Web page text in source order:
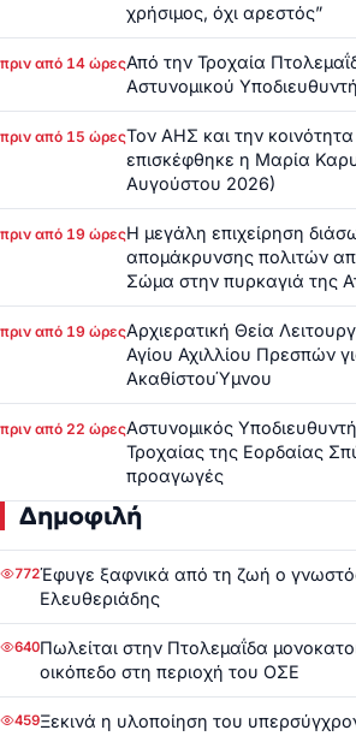
χρήσιμος, όχι αρεστός”
πριν από 14 ώρεςΑπό την Τροχαία
Αστυνομικού
πριν από 15 ώρεςΤον ΑΗΣ και την
επισκέφθηκε η Μαρία
Αυγούστου 2026)
πριν από 19 ώρεςΗ μεγάλη επιχείρηση
απομάκρυνσης πολιτών
Σώμα στην πυρκαγιά της
πριν από 19 ώρεςΑρχιερατική Θεία
Αγίου Αχιλλίου Πρεσπών
ΑκαθίστουΎμνου
πριν από 22 ώρεςΑστυνομικός
Τροχαίας της Εορδαίας
προαγωγές
Δημοφιλή
772Έφυγε ξαφνικά από τη ζωή ο
Ελευθεριάδης
640Πωλείται στην Πτολεμαΐδα
οικόπεδο στη περιοχή του ΟΣΕ
459Ξεκινά η υλοποίηση του